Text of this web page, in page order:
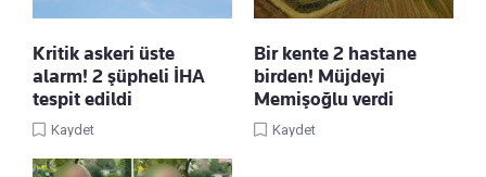
Kritik askeri üste
alarm! 2 şüpheli İHA
tespit edildi
Kaydet
Bir kente 2 hastane
birden! Müjdeyi
Memişoğlu verdi
Kaydet